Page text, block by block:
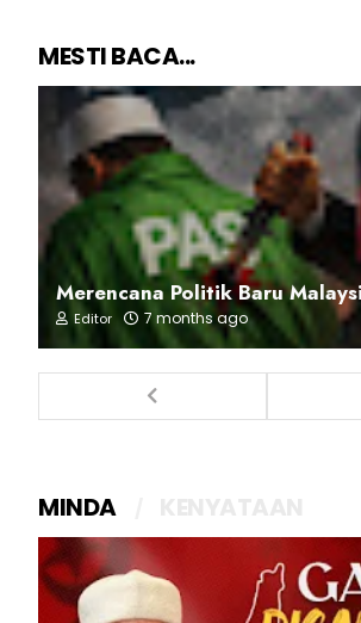
MESTI BACA...
Merencana Politik Baru
Editor 7 months ago
MINDA